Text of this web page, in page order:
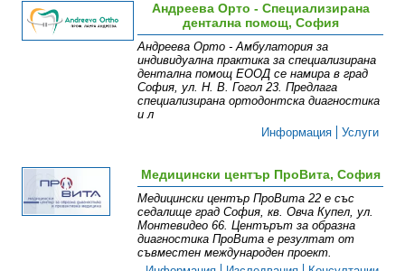
Андреева Орто - Специализирана
дентална помощ, София
Андреева Орто - Амбулатория за
индивидуална практика за специализирана
дентална помощ ЕООД се намира в град
София, ул. Н. В. Гогол 23. Предлага
специализирана ортодонтска диагностика
и л
Информация
Услуги
Медицински център ПроВита, София
Медицински център ПроВита 22 е със
седалище град София, кв. Овча Купел, ул.
Монтевидео 66. Центърът за образна
диагностика ПроВита e резултат от
съвместен международен проект.